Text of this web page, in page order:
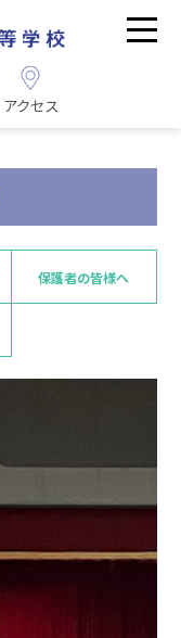
アクセス
保護者の皆様へ